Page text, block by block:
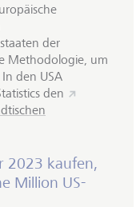
der
Methodologie, um
den USA
den
2023 kaufen,
Million US-